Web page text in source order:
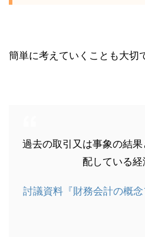
簡単に考えていくことも大切
過去の取引又は事象の結
配している
討議資料『財務会計の概